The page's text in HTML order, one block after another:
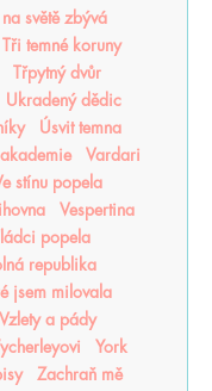
světě zbývá
Tři temné koruny
Třpytný dvůr
Ukradený dědic
Úsvit temna
Vardari
stínu popela
Vespertina
popela
republika
jsem milovala
Vzlety a pády
York
Zachraň mě